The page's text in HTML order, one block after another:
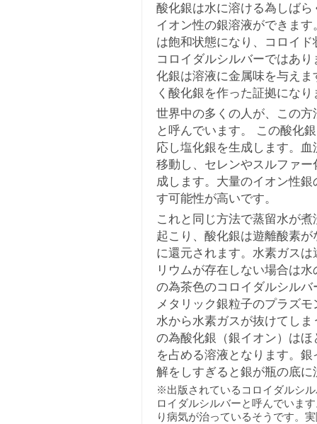
酸化銀は水に溶ける為しば
イオン性の銀溶液ができま
は飽和状態になり、コロイ
コロイダルシルバーではあ
化銀は溶液に金属味を与え
く酸化銀を作った証拠になり
世界中の多くの人が、この
と呼んでいます。 この酸化
応し塩化銀を生成します。
移動し、セレンやスルファ
成します。大量のイオン性
す可能性が高いです。
これと同じ方法で蒸留水が
起こり、酸化銀は遊離酸素
に還元されます。水素ガス
リウムが存在しない場合は
の為茶色のコロイダルシル
メタリック銀粒子のプラズ
水から水素ガスが抜けてし
の為酸化銀（銀イオン）は
を占める溶液となります。
解をしすぎると銀が瓶の底
※出版されているコロイダルシ
ロイダルシルバーと呼んでいま
り病気が治っているそうです。